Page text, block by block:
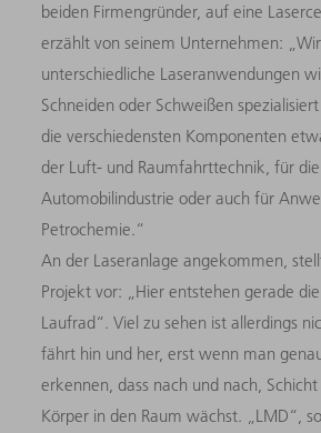
beiden Firmengründer, auf eine
erzählt von seinem Unternehmen:
unterschiedliche Laseranwendungen
Schneiden oder Schweißen
die verschiedensten Komponenten
der Luft- und Raumfahrttechnik, für die
Automobilindustrie oder auch für
Petrochemie.“
An der Laseranlage angekommen,
Projekt vor: „Hier entstehen gerade
Laufrad“. Viel zu sehen ist allerdings
fährt hin und her, erst wenn man
erkennen, dass nach und nach,
Körper in den Raum wächst. „LMD“,